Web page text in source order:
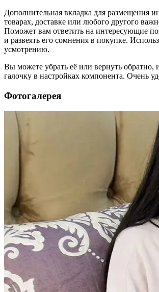
Дополнительная вкладка для размещения
товарах, доставке или любого другого
Поможет вам ответить на интересующие
и развеять его сомнения в покупке.
усмотрению.
Вы можете убрать её или вернуть обратно,
галочку в настройках компонента. Очень
Фотогалерея